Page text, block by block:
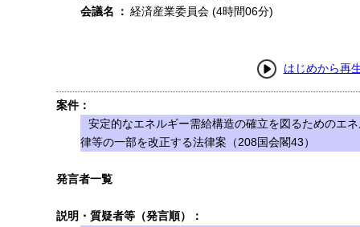
会議名
： 経済産業委員会 (4時間06分)
はじめから再
案件：
安定的なエネルギー需給構造の確立を図るためのエ
律等の一部を改正する法律案（208国会閣43）
発言者一覧
説明・質疑者等（発言順）：